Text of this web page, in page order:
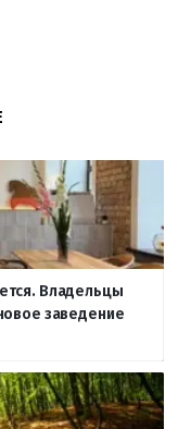
Владельцы
заведение